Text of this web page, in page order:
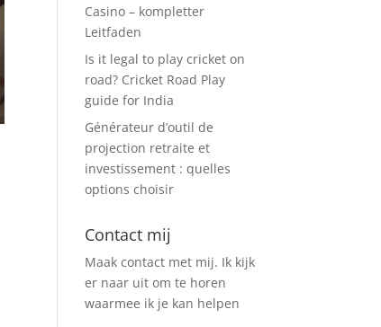
Casino – kompletter
Leitfaden
Is it legal to play cricket on
road? Cricket Road Play
guide for India
Générateur d’outil de
projection retraite et
investissement : quelles
options choisir
Contact mij
Maak contact met mij. Ik kijk
er naar uit om te horen
waarmee ik je kan helpen